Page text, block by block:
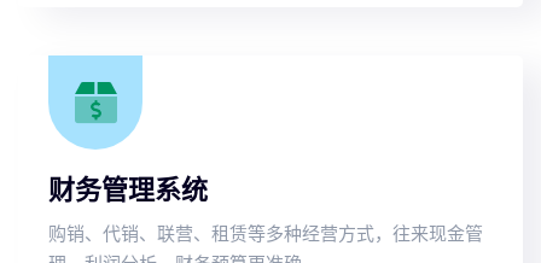
财务管理系统
购销、代销、联营、租赁等多种经营方式，往来现金管